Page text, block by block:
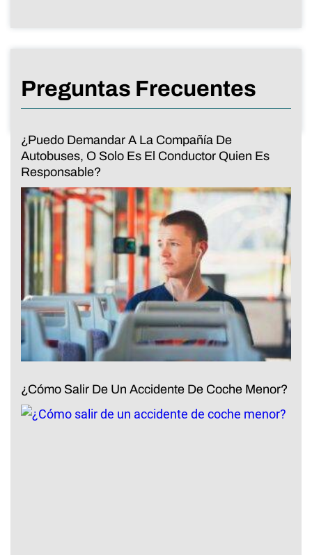
Preguntas Frecuentes
¿Puedo Demandar A La Compañía De
Autobuses, O Solo Es El Conductor Quien Es
Responsable?
¿Cómo Salir De Un Accidente De Coche Menor?